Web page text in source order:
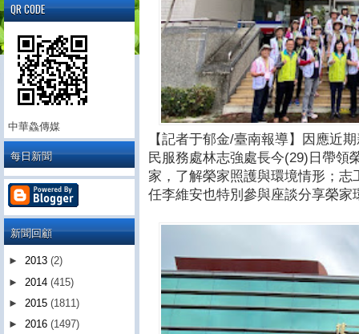
【記者于郁金/臺南報導】因應近
民服務處林志強處長今(29)日帶領
家，了解榮家照護與環境情形；
任李維安也特別參與座談分享榮
QR CODE
中華鱻傳媒
每日新聞
新聞回顧
► 2013 (2)
► 2014 (415)
► 2015 (1811)
► 2016 (1497)